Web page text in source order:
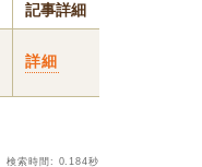
記事詳細
詳細
検索時間: 0.184秒